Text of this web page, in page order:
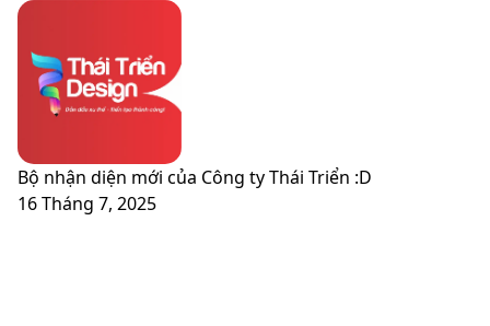
Bộ nhận diện mới của Công ty Thái Triển :D
16 Tháng 7, 2025